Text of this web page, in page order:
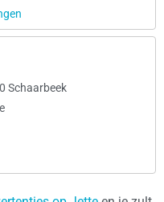
Schaarbeek